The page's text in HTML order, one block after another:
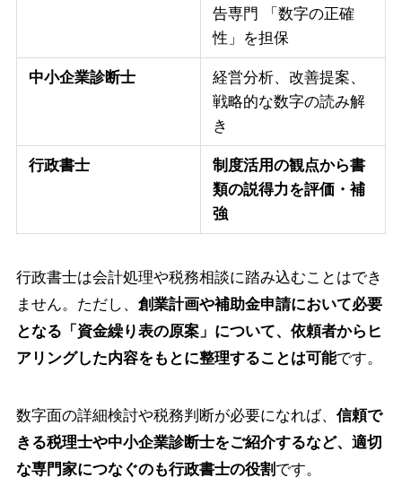
告専門 「数字の正確
性」を担保
中小企業診断士
経営分析、改善提案、
戦略的な数字の読み解
き
行政書士
制度活用の観点から書
類の説得力を評価・補
強
行政書士は会計処理や税務相談に踏み込むことはでき
ません。ただし、 創業計画や補助金申請において必要
となる「資金繰り表の原案」について、依頼者からヒ
アリングした内容をもとに整理することは可能です。
数字面の詳細検討や税務判断が必要になれば、 信頼で
きる税理士や中小企業診断士をご紹介するなど、適切
な専門家につなぐのも行政書士の役割 です。